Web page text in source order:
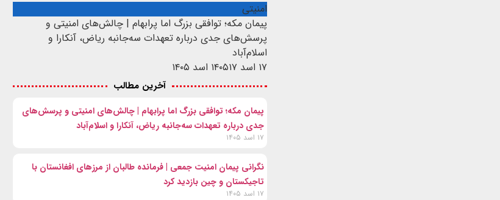
امنیتی
پیمان مکه؛ توافقی بزرگ اما پرابهام | چالش‌های امنیتی و
پرسش‌های جدی درباره تعهدات سه‌جانبه ریاض، آنکارا و
اسلام‌آباد
۱۷ اسد ۱۴۰۵
۱۷ اسد ۱۴۰۵
آخرین مطالب
پیمان مکه؛ توافقی بزرگ اما پرابهام | چالش‌های امنیتی و پرسش‌های
جدی درباره تعهدات سه‌جانبه ریاض، آنکارا و اسلام‌آباد
۱۷ اسد ۱۴۰۵
نگرانی پیمان امنیت جمعی | فرمانده طالبان از مرزهای افغانستان با
تاجیکستان و چین بازدید کرد
۱۷ اسد ۱۴۰۵